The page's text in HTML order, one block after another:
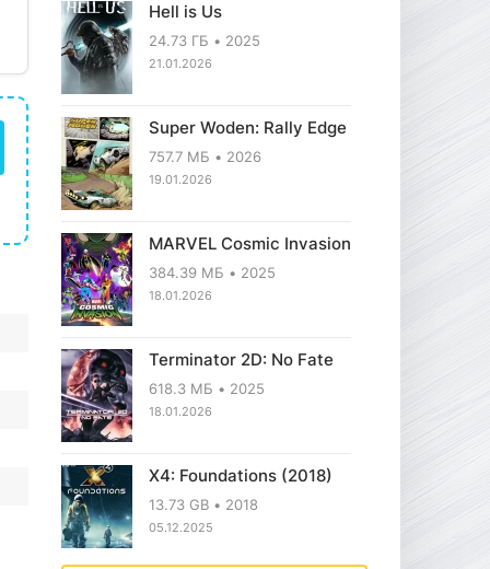
Hell is Us
24.73 ГБ 2025
21.01.2026
Super Woden: Rally Edge
757.7 МБ 2026
19.01.2026
MARVEL Cosmic Invasion
384.39 МБ 2025
18.01.2026
Terminator 2D: No Fate
618.3 МБ 2025
18.01.2026
X4: Foundations (2018)
13.73 GB 2018
05.12.2025